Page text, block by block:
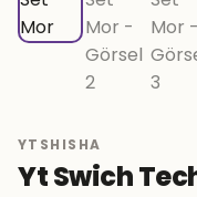
YTSHISHA
Yt Swich